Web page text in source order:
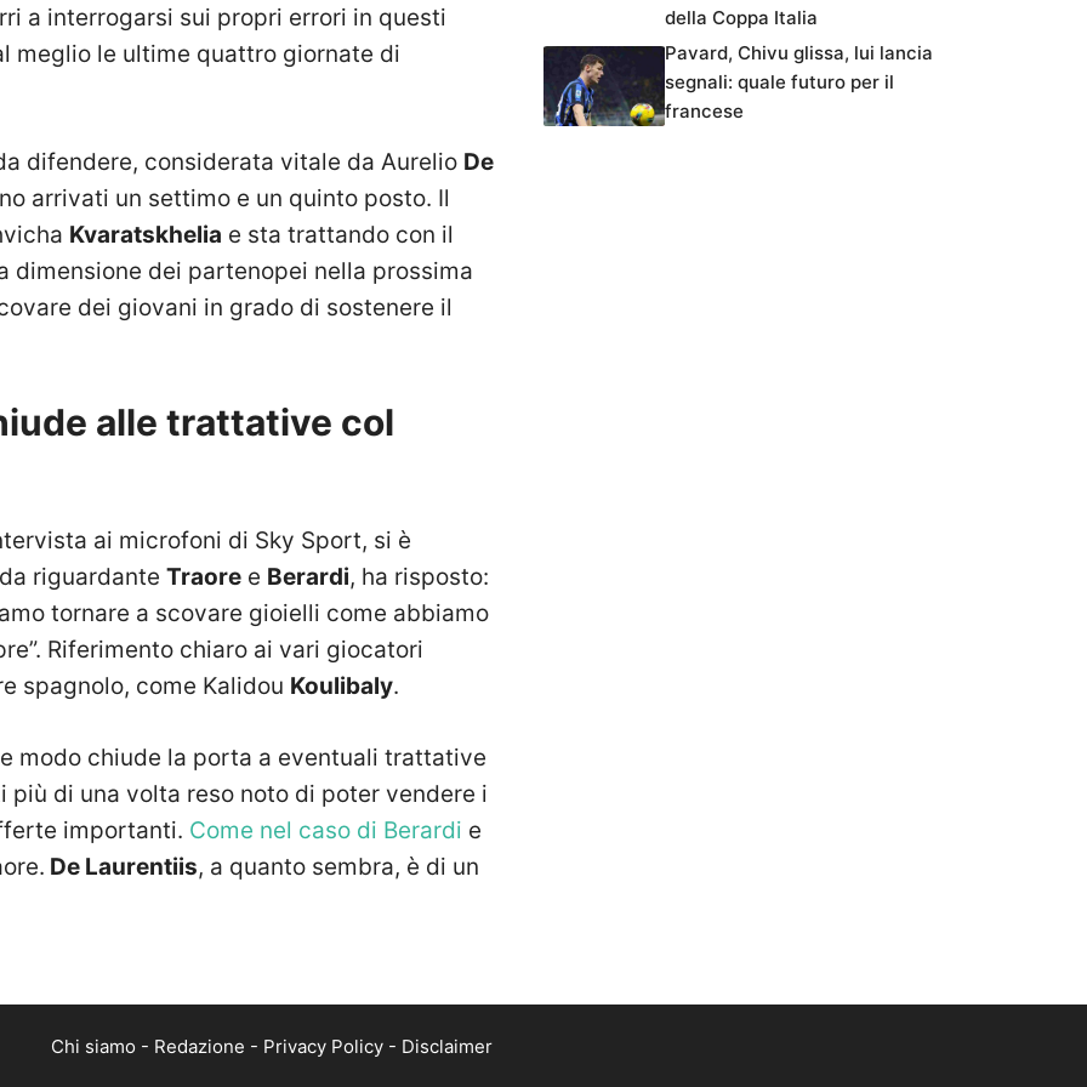
a interrogarsi sui propri errori in questi
meglio le ultime quattro giornate di
difendere, considerata vitale da Aurelio De
arrivati un settimo e un quinto posto. Il
Kvaratskhelia e sta trattando con il
dimensione dei partenopei nella prossima
dei giovani in grado di sostenere il
alle trattative col
ai microfoni di Sky Sport, si è
riguardante Traore e Berardi, ha risposto:
tornare a scovare gioielli come abbiamo
Riferimento chiaro ai vari giocatori
spagnolo, come Kalidou Koulibaly.
modo chiude la porta a eventuali trattative
di una volta reso noto di poter vendere i
importanti. Come nel caso di Berardi e
De Laurentiis, a quanto sembra, è di un
della Coppa Italia
Pavard, Chivu glissa, lui lancia
segnali: quale futuro per il
francese
Chi siamo - Redazione - Privacy Policy - Disclaimer